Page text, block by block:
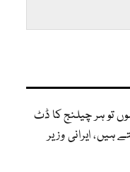
تو ہر چیلنج کا ڈٹ
ہیں، ایرانی وزیر